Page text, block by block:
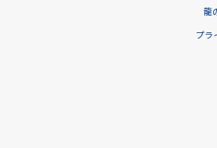
龍
プラ